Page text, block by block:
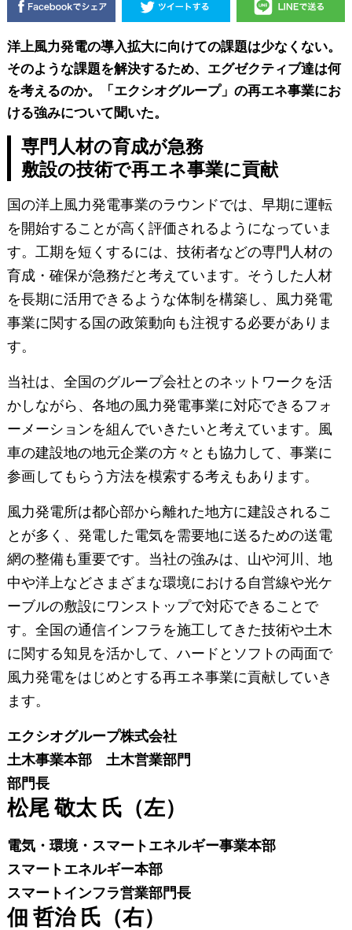
洋上風力発電の導入拡大に向けての課題は少なくない。
そのような課題を解決するため、エグゼクティブ達は何
を考えるのか。「エクシオグループ」の再エネ事業にお
ける強みについて聞いた。
専門人材の育成が急務
敷設の技術で再エネ事業に貢献
国の洋上風力発電事業のラウンドでは、早期に運転
を開始することが高く評価されるようになっていま
す。工期を短くするには、技術者などの専門人材の
育成・確保が急務だと考えています。そうした人材
を長期に活用できるような体制を構築し、風力発電
事業に関する国の政策動向も注視する必要がありま
す。
当社は、全国のグループ会社とのネットワークを活
かしながら、各地の風力発電事業に対応できるフォ
ーメーションを組んでいきたいと考えています。風
車の建設地の地元企業の方々とも協力して、事業に
参画してもらう方法を模索する考えもあります。
風力発電所は都心部から離れた地方に建設されるこ
とが多く、発電した電気を需要地に送るための送電
網の整備も重要です。当社の強みは、山や河川、地
中や洋上などさまざまな環境における自営線や光ケ
ーブルの敷設にワンストップで対応できることで
す。全国の通信インフラを施工してきた技術や土木
に関する知見を活かして、ハードとソフトの両面で
風力発電をはじめとする再エネ事業に貢献していき
ます。
エクシオグループ株式会社
土木事業本部 土木営業部門
部門長
松尾 敬太 氏（左）
電気・環境・スマートエネルギー事業本部
スマートエネルギー本部
スマートインフラ営業部門長
佃 哲治 氏（右）